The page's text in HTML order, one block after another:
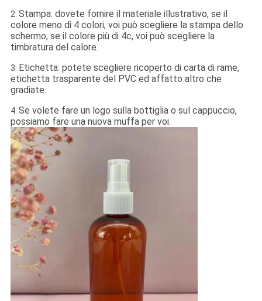
2. Stampa: dovete fornire il materiale illustrativo, se il
colore meno di 4 colori, voi può scegliere la stampa dello
schermo; se il colore più di 4c, voi può scegliere la
timbratura del calore.
3. Etichetta: potete scegliere ricoperto di carta di rame,
etichetta trasparente del PVC ed affatto altro che
gradiate.
4. Se volete fare un logo sulla bottiglia o sul cappuccio,
possiamo fare una nuova muffa per voi.